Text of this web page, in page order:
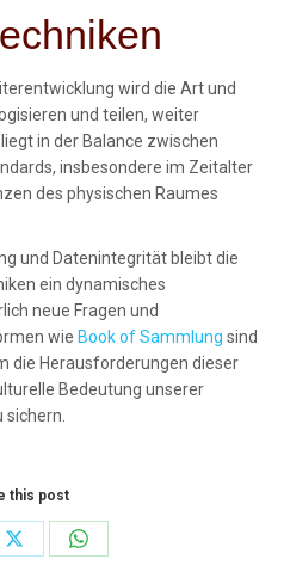
wird die Art und
und teilen, weiter
in der Balance zwischen
insbesondere im Zeitalter
des physischen Raumes
und Datenintegrität bleibt die
ein dynamisches
neue Fragen und
wie Book of Sammlung sind
die Herausforderungen dieser
Bedeutung unserer
this post
Share
Share